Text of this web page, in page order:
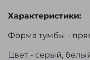
Характеристики:
Форма тумбы -
Цвет - серый,